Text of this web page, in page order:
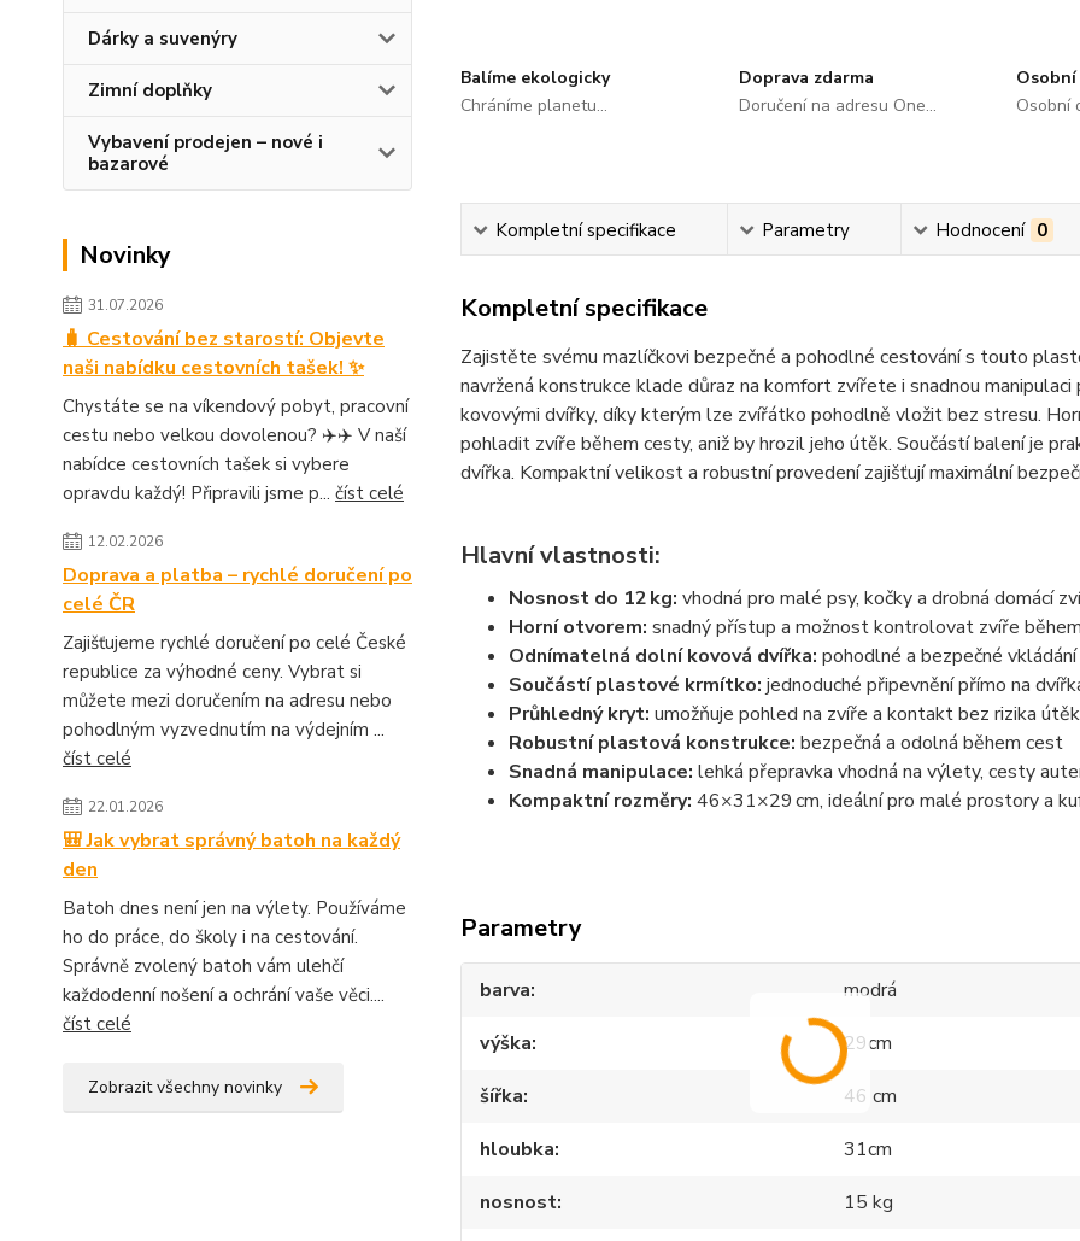
Dárky a suvenýry
Zimní doplňky
Vybavení prodejen – nové i
bazarové
Novinky
31.07.2026
🧳 Cestování bez starostí: Objevte
naši nabídku cestovních tašek! ✨
Chystáte se na víkendový pobyt, pracovní
cestu nebo velkou dovolenou? ✈️✈️ V naší
nabídce cestovních tašek si vybere
opravdu každý! Připravili jsme p... číst celé
12.02.2026
Doprava a platba – rychlé doručení po
celé ČR
Zajišťujeme rychlé doručení po celé České
republice za výhodné ceny. Vybrat si
můžete mezi doručením na adresu nebo
pohodlným vyzvednutím na výdejním ...
číst celé
22.01.2026
🎒 Jak vybrat správný batoh na každý
den
Batoh dnes není jen na výlety. Používáme
ho do práce, do školy i na cestování.
Správně zvolený batoh vám ulehčí
každodenní nošení a ochrání vaše věci....
číst celé
Zobrazit všechny novinky
Balíme ekologicky
Chráníme planetu...
Doprava zdarma
Doručení na adresu One...
Osobní
Kompletní specifikace Parametry Hodnocení 0
Kompletní specifikace
Zajistěte svému mazlíčkovi bezpečné a pohodlné cestování s touto
navržená konstrukce klade důraz na komfort zvířete i snadnou
kovovými dvířky, díky kterým lze zvířátko pohodlně vložit bez stresu.
pohladit zvíře během cesty, aniž by hrozil jeho útěk. Součástí balení je
dvířka. Kompaktní velikost a robustní provedení zajišťují maximální
Hlavní vlastnosti:
Nosnost do 12 kg: vhodná pro malé psy, kočky a drobná domácí
Horní otvorem: snadný přístup a možnost kontrolovat zvíře
Odnímatelná dolní kovová dvířka: pohodlné a bezpečné
Součástí plastové krmítko: jednoduché připevnění přímo na
Průhledný kryt: umožňuje pohled na zvíře a kontakt bez rizika
Robustní plastová konstrukce: bezpečná a odolná během cest
Snadná manipulace: lehká přepravka vhodná na výlety, cesty
Kompaktní rozměry: 46×31×29 cm, ideální pro malé prostory a
Parametry
barva
modrá
výška
29cm
šířka
46 cm
hloubka
31cm
nosnost
15 kg